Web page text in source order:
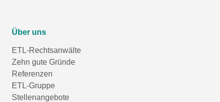
Über uns
ETL-Rechtsanwälte
Zehn gute Gründe
Referenzen
ETL-Gruppe
Stellenangebote